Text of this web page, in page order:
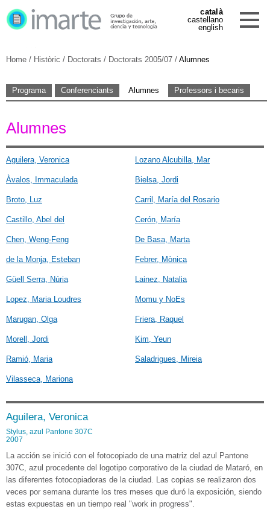
català
castellano
english
Home / Històric / Doctorats / Doctorats 2005/07 / Alumnes
Programa Conferenciants Alumnes Professors i becaris
Alumnes
Aguilera, Veronica Lozano Alcubilla, Mar
Àvalos, Immaculada Bielsa, Jordi
Broto, Luz Carril, María del Rosario
Castillo, Abel del Cerón, María
Chen, Weng-Feng De Basa, Marta
de la Monja, Esteban Febrer, Mònica
Güell Serra, Núria Lainez, Natalia
Lopez, Maria Loudres Momu y NoEs
Marugan, Olga Friera, Raquel
Morell, Jordi Kim, Yeun
Ramió, Maria Saladrigues, Mireia
Vilasseca, Mariona
Aguilera, Veronica
Stylus, azul Pantone 307C
2007
La acción se inició con el fotocopiado de una matriz del azul Pantone
307C, azul procedente del logotipo corporativo de la ciudad de Mataró, en
las diferentes fotocopiadoras de la ciudad. Las copias se realizaron dos
veces por semana durante los tres meses que duró la exposición, siendo
estas expuestas en un tiempo real "work in progress".